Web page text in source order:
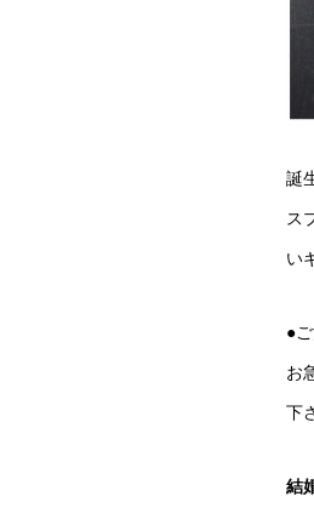
誕
ス
い
●
お
下
結